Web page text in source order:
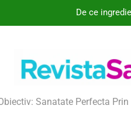
De ce
Cum am
Sanatate Perfecta